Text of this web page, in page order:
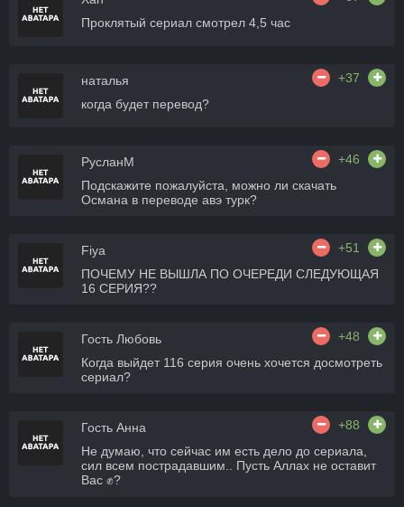
Проклятый сериал смотрел 4,5 час
наталья
+37
когда будет перевод?
РусланМ
+46
Подскажите пожалуйста, можно ли скачать
Османа в переводе авэ турк?
Fiya
+51
ПОЧЕМУ НЕ ВЫШЛА ПО ОЧЕРЕДИ СЛЕДУЮЩАЯ
16 СЕРИЯ??
Гость Любовь
+48
Когда выйдет 116 серия очень хочется досмотреть
сериал?
Гость Анна
+88
Не думаю, что сейчас им есть дело до сериала,
сил всем пострадавшим.. Пусть Аллах не оставит
Вас ✊?